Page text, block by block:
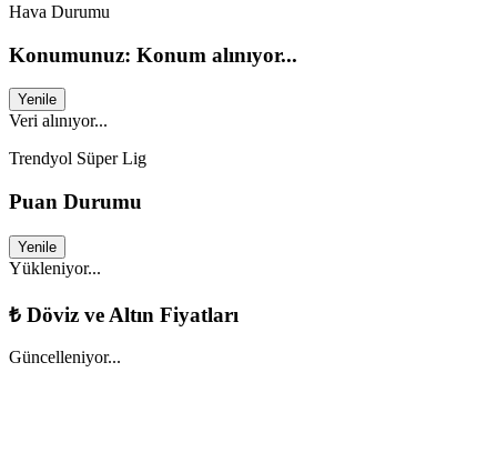
Hava Durumu
Konumunuz: Konum alınıyor...
Yenile
Veri alınıyor...
Trendyol Süper Lig
Puan Durumu
Yenile
Yükleniyor...
₺ Döviz ve Altın Fiyatları
Güncelleniyor...